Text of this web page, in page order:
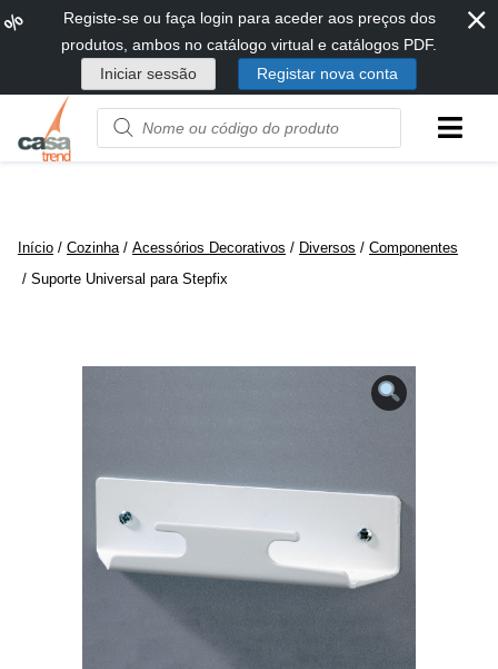
Passar
diretamente
conteúdo
Registe-se ou faça login para aceder aos preços dos
produtos, ambos no catálogo virtual e catálogos PDF.
Iniciar sessão
Registar nova conta
⨯
Product
name
Início / Cozinha / Acessórios Decorativos / Diversos / Componentes
/ Suporte Universal para Stepfix
%